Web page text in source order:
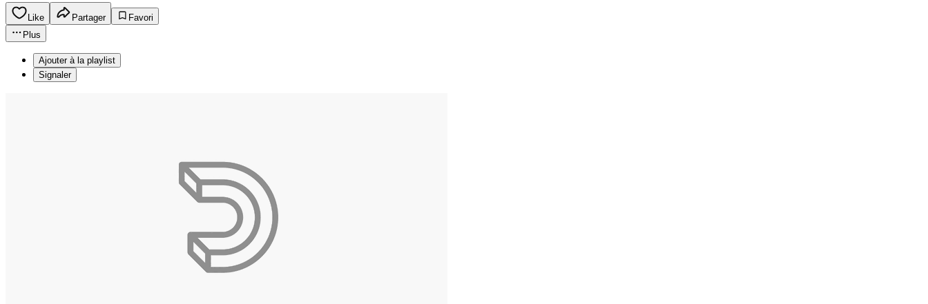
Like Partager
Favori
Plus
Ajouter à la playlist
Signaler